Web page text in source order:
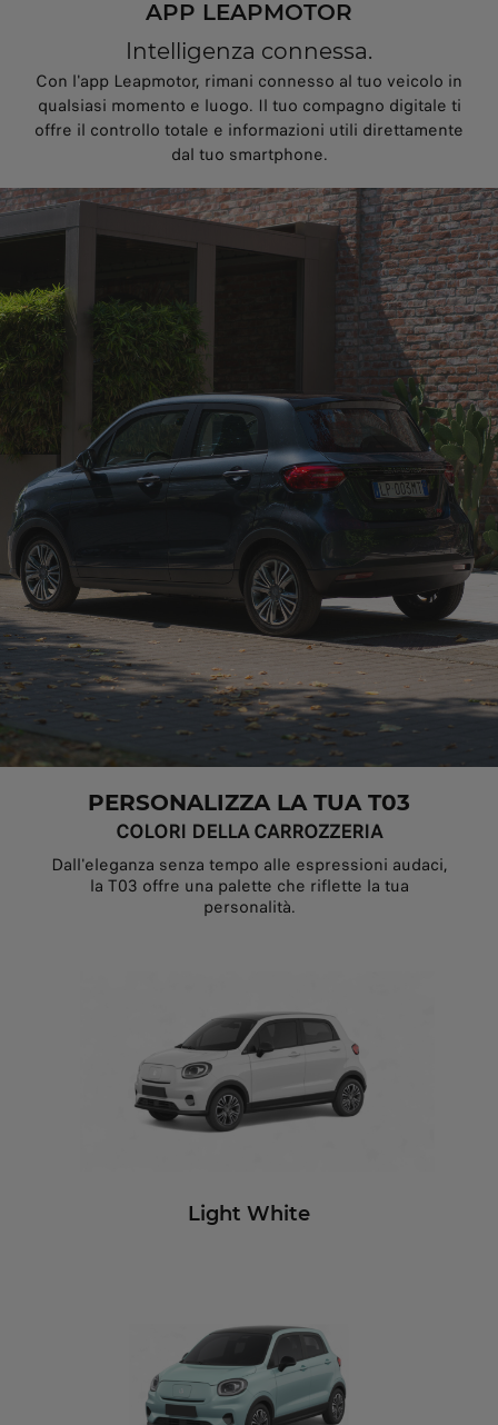
APP LEAPMOTOR
Intelligenza connessa.
Con l'app Leapmotor, rimani connesso al tuo veicolo in
qualsiasi momento e luogo. Il tuo compagno digitale ti
offre il controllo totale e informazioni utili direttamente
dal tuo smartphone.
PERSONALIZZA LA TUA T03
COLORI DELLA CARROZZERIA
Dall'eleganza senza tempo alle espressioni audaci,
la T03 offre una palette che riflette la tua
personalità.
Light White